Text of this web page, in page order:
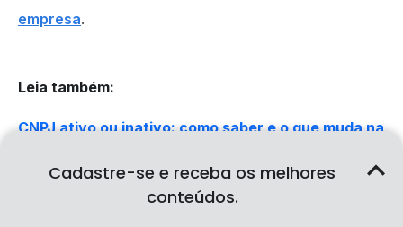
empresa.
Leia também:
CNPJ ativo ou inativo: como saber e o que muda na
Certidão Negativa de Débitos (CND) da Receita
Federal: como emitir para CPF ou CNPJ
Cadastre-se e receba os melhores
conteúdos.